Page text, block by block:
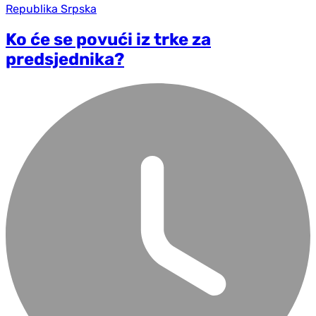
Republika Srpska
Ko će se povući iz trke za
predsjednika?